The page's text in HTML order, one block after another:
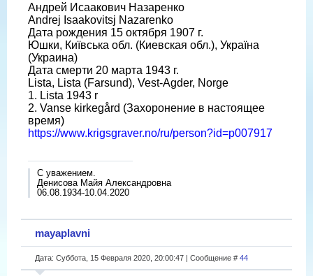
Андрей Исаакович Назаренко
Andrej Isaakovitsj Nazarenko
Дата рождения 15 октября 1907 г.
Юшки, Київська обл. (Киевская обл.), Україна
(Украина)
Дата смерти 20 марта 1943 г.
Lista, Lista (Farsund), Vest-Agder, Norge
1. Lista 1943 r
2. Vanse kirkegård (Захоронение в настоящее
время)
https://www.krigsgraver.no/ru/person?id=p007917
С уважением.
Денисова Майя Александровна
06.08.1934-10.04.2020
mayaplavni
Дата: Суббота, 15 Февраля 2020, 20:00:47 | Сообщение # 44